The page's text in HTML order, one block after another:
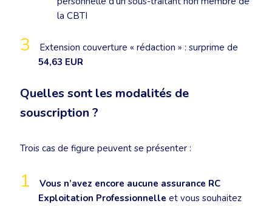
la CBTI
Extension couverture « rédaction » : surprime de
54,63 EUR
Quelles sont les modalités de
souscription ?
Trois cas de figure peuvent se présenter :
Vous n’avez encore aucune assurance RC
Exploitation Professionnelle et vous souhaitez